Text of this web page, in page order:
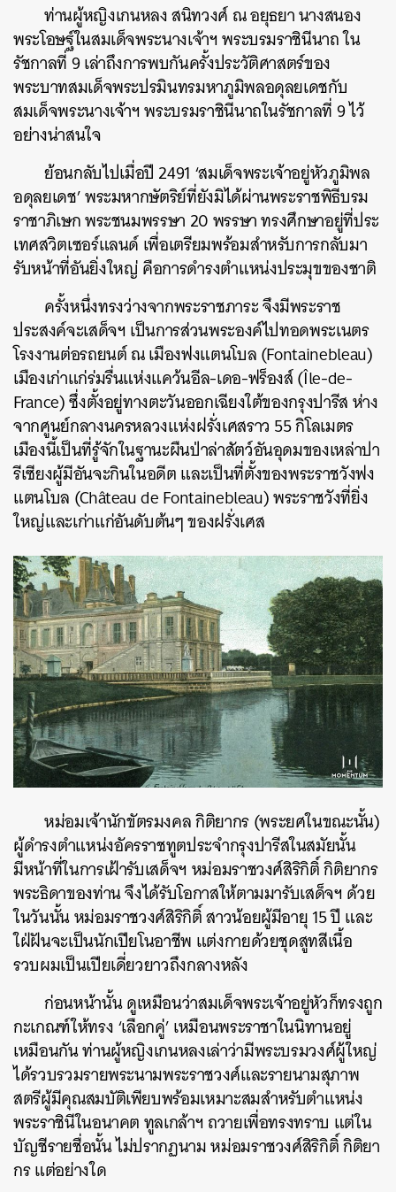
ท่านผู้หญิงเกนหลง สนิทวงศ์ ณ อยุธยา นางสนอง
พระโอษฐ์ในสมเด็จพระนางเจ้าฯ พระบรมราชินีนาถ ใน
รัชกาลที่ 9 เล่าถึงการพบกันครั้งประวัติศาสตร์ของ
พระบาทสมเด็จพระปรมินทรมหาภูมิพลอดุลยเดชกับ
สมเด็จพระนางเจ้าฯ พระบรมราชินีนาถในรัชกาลที่ 9 ไว้
อย่างน่าสนใจ
ย้อนกลับไปเมื่อปี 2491 ‘สมเด็จพระเจ้าอยู่หัวภูมิพล
อดุลยเดช’ พระมหากษัตริย์ที่ยังมิได้ผ่านพระราชพิธีบรม
ราชาภิเษก พระชนมพรรษา 20 พรรษา ทรงศึกษาอยู่ที่ประ
เทศสวิตเซอร์แลนด์ เพื่อเตรียมพร้อมสำหรับการกลับมา
รับหน้าที่อันยิ่งใหญ่ คือการดำรงตำแหน่งประมุขของชาติ
ครั้งหนึ่งทรงว่างจากพระราชภาระ จึงมีพระราช
ประสงค์จะเสด็จฯ เป็นการส่วนพระองค์ไปทอดพระเนตร
โรงงานต่อรถยนต์ ณ เมืองฟงแตนโบล (Fontainebleau)
เมืองเก่าแก่ร่มรื่นแห่งแคว้นอีล-เดอ-ฟร็องส์ (Île-de-
France) ซึ่งตั้งอยู่ทางตะวันออกเฉียงใต้ของกรุงปารีส ห่าง
จากศูนย์กลางนครหลวงแห่งฝรั่งเศสราว 55 กิโลเมตร
เมืองนี้เป็นที่รู้จักในฐานะผืนป่าล่าสัตว์อันอุดมของเหล่าปา
รีเซียงผู้มีอันจะกินในอดีต และเป็นที่ตั้งของพระราชวังฟง
แตนโบล (Château de Fontainebleau) พระราชวังที่ยิ่ง
ใหญ่และเก่าแก่อันดับต้นๆ ของฝรั่งเศส
หม่อมเจ้านักขัตรมงคล กิติยากร (พระยศในขณะนั้น)
ผู้ดำรงตำแหน่งอัครราชทูตประจำกรุงปารีสในสมัยนั้น
มีหน้าที่ในการเฝ้ารับเสด็จฯ หม่อมราชวงศ์สิริกิติ์ กิติยากร
พระธิดาของท่าน จึงได้รับโอกาสให้ตามมารับเสด็จฯ ด้วย
ในวันนั้น หม่อมราชวงศ์สิริกิติ์ สาวน้อยผู้มีอายุ 15 ปี และ
ใฝ่ฝันจะเป็นนักเปียโนอาชีพ แต่งกายด้วยชุดสูทสีเนื้อ
รวบผมเป็นเปียเดี่ยวยาวถึงกลางหลัง
ก่อนหน้านั้น ดูเหมือนว่าสมเด็จพระเจ้าอยู่หัวก็ทรงถูก
กะเกณฑ์ให้ทรง ‘เลือกคู่’ เหมือนพระราชาในนิทานอยู่
เหมือนกัน ท่านผู้หญิงเกนหลงเล่าว่ามีพระบรมวงศ์ผู้ใหญ่
ได้รวบรวมรายพระนามพระราชวงศ์และรายนามสุภาพ
สตรีผู้มีคุณสมบัติเพียบพร้อมเหมาะสมสำหรับตำแหน่ง
พระราชินีในอนาคต ทูลเกล้าฯ ถวายเพื่อทรงทราบ แต่ใน
บัญชีรายชื่อนั้น ไม่ปรากฏนาม หม่อมราชวงศ์สิริกิติ์ กิติยา
กร แต่อย่างใด